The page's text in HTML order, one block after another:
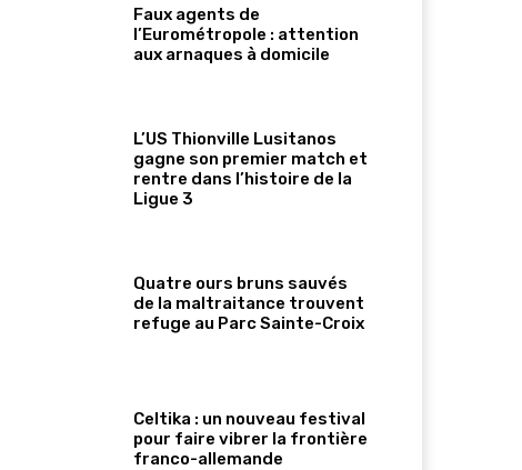
Faux agents de
l’Eurométropole : attention
aux arnaques à domicile
L’US Thionville Lusitanos
gagne son premier match et
rentre dans l’histoire de la
Ligue 3
Quatre ours bruns sauvés
de la maltraitance trouvent
refuge au Parc Sainte-Croix
Celtika : un nouveau festival
pour faire vibrer la frontière
franco-allemande